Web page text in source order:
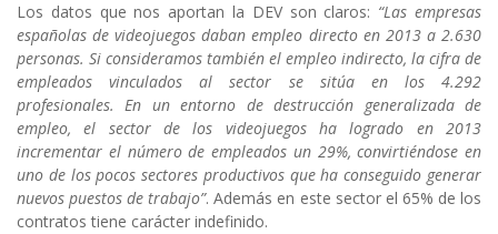
Los datos que nos aportan la DEV son claros: “Las empresas
españolas de videojuegos daban empleo directo en 2013 a 2.630
personas. Si consideramos también el empleo indirecto, la cifra de
empleados vinculados al sector se sitúa en los 4.292
profesionales. En un entorno de destrucción generalizada de
empleo, el sector de los videojuegos ha logrado en 2013
incrementar el número de empleados un 29%, convirtiéndose en
uno de los pocos sectores productivos que ha conseguido generar
nuevos puestos de trabajo”. Además en este sector el 65% de los
contratos tiene carácter indefinido.